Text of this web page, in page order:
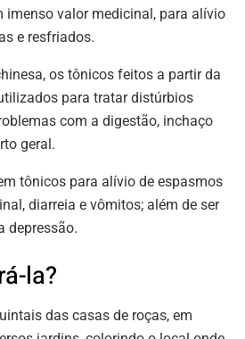
imenso valor medicinal, para alívio
e resfriados.
os tônicos feitos a partir da
para tratar distúrbios
com a digestão, inchaço
geral.
tônicos para alívio de espasmos
diarreia e vômitos; além de ser
depressão.
la?
das casas de roças, em